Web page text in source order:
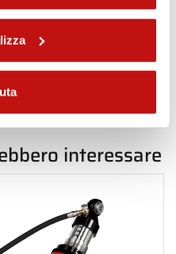
in Posteriore
interessare